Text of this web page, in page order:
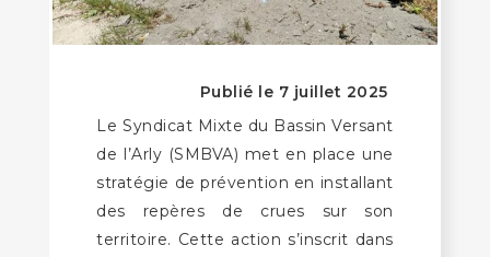
Publié le 7 juillet 2025
Le Syndicat Mixte du Bassin Versant
de l’Arly (SMBVA) met en place une
stratégie de prévention en installant
des repères de crues sur son
territoire. Cette action s’inscrit dans